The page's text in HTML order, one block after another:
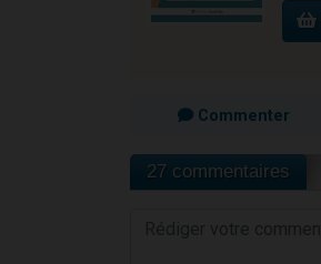
Commenter
27 commentaires